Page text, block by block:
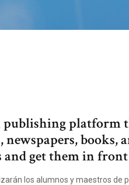
publishing
newspapers, books,
get them in front
los alumnos y maestros de